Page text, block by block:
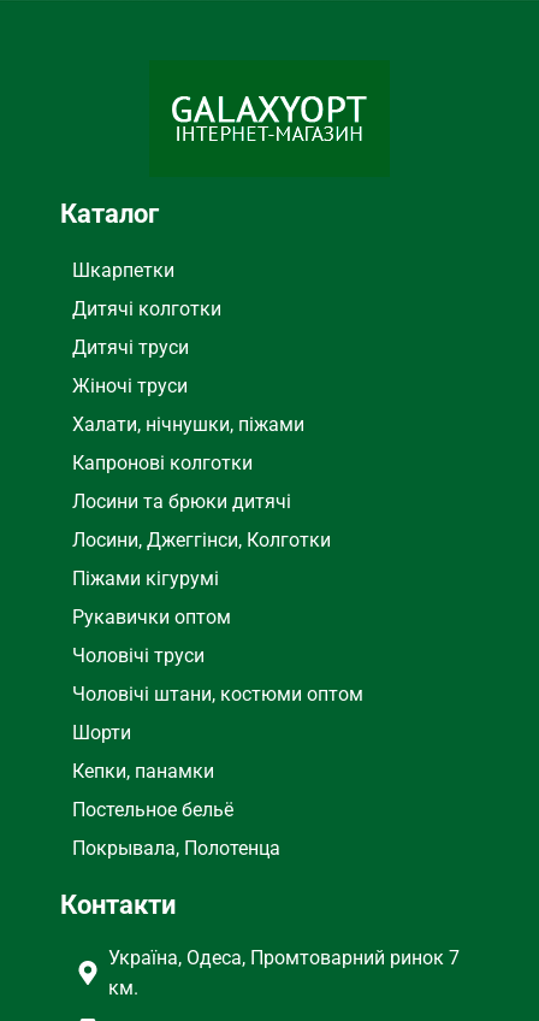
Каталог
Шкарпетки
Дитячі колготки
Дитячі труси
Жіночі труси
Халати, нічнушки, піжами
Капронові колготки
Лосини та брюки дитячі
Лосини, Джеггінси, Колготки
Піжами кігурумі
Рукавички оптом
Чоловічі труси
Чоловічі штани, костюми оптом
Шорти
Кепки, панамки
Постельное бельё
Покрывала, Полотенца
Контакти
Україна, Одеса, Промтоварний ринок 7
км.